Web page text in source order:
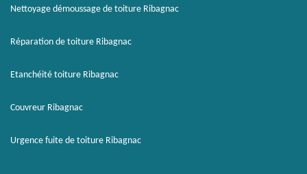
Nettoyage démoussage de toiture Ribagnac
Réparation de toiture Ribagnac
Etanchéité toiture Ribagnac
Couvreur Ribagnac
Urgence fuite de toiture Ribagnac